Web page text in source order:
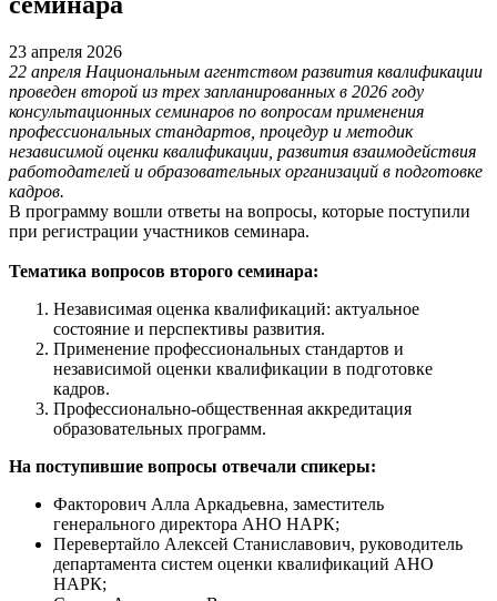
23 апреля 2026
22 апреля Национальным агентством развития квалификации
проведен второй из трех запланированных в 2026 году
консультационных семинаров по вопросам применения
профессиональных стандартов, процедур и методик
независимой оценки квалификации, развития взаимодействия
работодателей и образовательных организаций в подготовке
кадров.
В программу вошли ответы на вопросы, которые поступили
при регистрации участников семинара.
Тематика вопросов второго семинара:
Независимая оценка квалификаций: актуальное
состояние и перспективы развития.
Применение профессиональных стандартов и
независимой оценки квалификации в подготовке
кадров.
Профессионально-общественная аккредитация
образовательных программ.
На поступившие вопросы отвечали спикеры:
Факторович Алла Аркадьевна, заместитель
генерального директора АНО НАРК;
Перевертайло Алексей Станиславович, руководитель
департамента систем оценки квалификаций АНО
НАРК;